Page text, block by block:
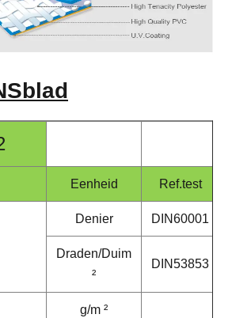
Eenheid Ref.test
Denier DIN60001
Draden/Duim
²
DIN53853
g/m ²